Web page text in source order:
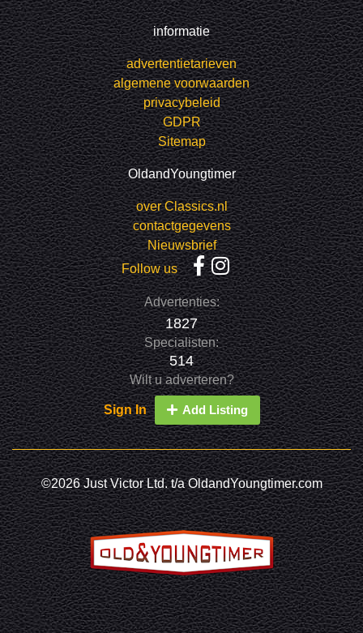
informatie
advertentietarieven
algemene voorwaarden
privacybeleid
GDPR
Sitemap
OldandYoungtimer
over Classics.nl
contactgegevens
Nieuwsbrief
Follow us
Advertenties:
1827
Specialisten:
514
Wilt u adverteren?
Sign In Add Listing
©2026 Just Victor Ltd. t/a OldandYoungtimer.com